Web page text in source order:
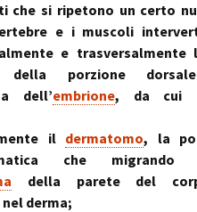
che si ripetono un certo
e i muscoli
e trasversalmente
della porzione
dell’embrione, da cui
il dermatomo, la
che migrando
della parete del
derma;